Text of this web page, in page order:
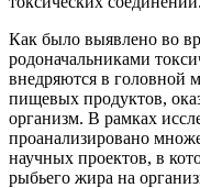
Как было выявлено во
родоначальниками
внедряются в головной
пищевых продуктов,
организм. В рамках
проанализировано
научных проектов, в
рыбьего жира на